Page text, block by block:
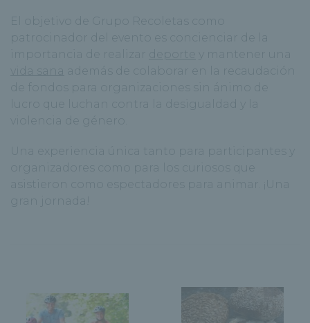
El objetivo de Grupo Recoletas como
patrocinador del evento es concienciar de la
importancia de realizar
deporte
y mantener una
vida sana
además de colaborar en la recaudación
de fondos para organizaciones sin ánimo de
lucro que luchan contra la desigualdad y la
violencia de género.
Una experiencia única tanto para participantes y
organizadores como para los curiosos que
asistieron como espectadores para animar. ¡Una
gran jornada!